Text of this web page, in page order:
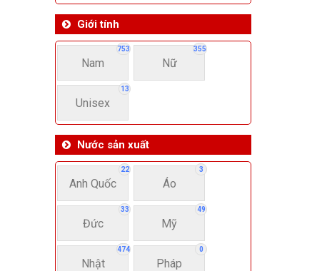
Giới tính
753
Nam
355
Nữ
13
Unisex
Nước sản xuất
22
Anh Quốc
3
Áo
33
Đức
49
Mỹ
474
Nhật
0
Pháp